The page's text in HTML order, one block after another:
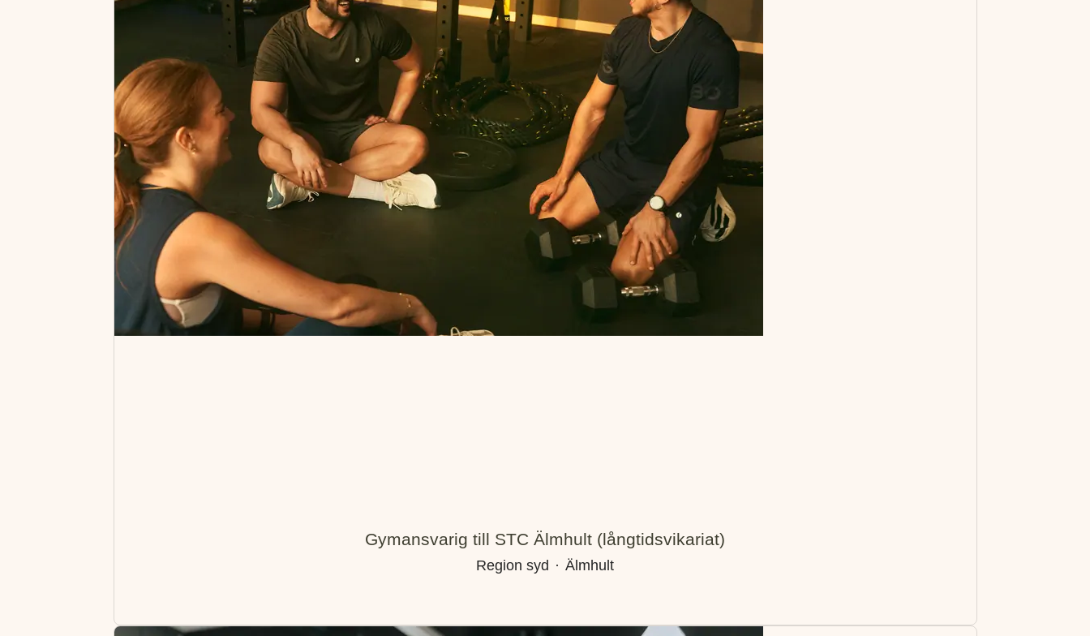
Gymansvarig till STC Älmhult (långtidsvikariat)
Region syd · Älmhult